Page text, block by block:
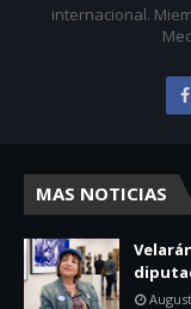
internacional.
MAS NOTICIAS